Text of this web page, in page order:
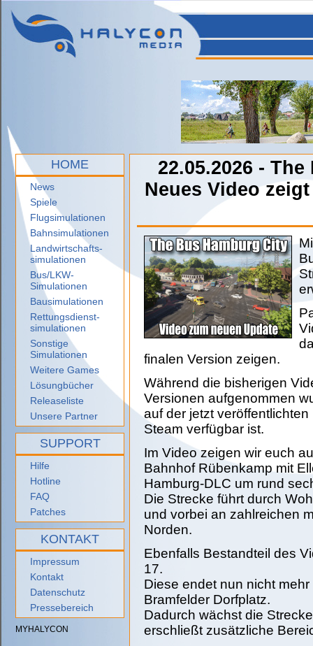
HOME
News
Spiele
Flugsimulationen
Bahnsimulationen
Landwirtschafts-
simulationen
Bus/LKW-
Simulationen
Bausimulationen
Rettungsdienst-
simulationen
Sonstige
Simulationen
Weitere Games
Lösungbücher
Releaseliste
Unsere Partner
SUPPORT
Hilfe
Hotline
FAQ
Patches
KONTAKT
Impressum
Kontakt
Datenschutz
Pressebereich
MYHALYCON
22.05.2026 -
Neues Video
finalen Version zeigen.
Während die bisherigen
Versionen aufgenommen
auf der jetzt
Steam verfügbar ist.
Im Video zeigen wir euch
Bahnhof Rübenkamp mit
Hamburg-DLC um rund
Die Strecke führt durch
und vorbei an zahlreichen
Norden.
Ebenfalls Bestandteil des
17.
Diese endet nun nicht
Bramfelder Dorfplatz.
Dadurch wächst die
erschließt zusätzliche